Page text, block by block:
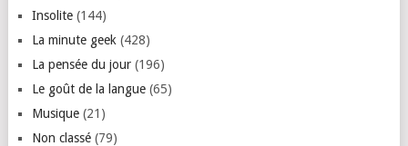
Insolite(144)
La minute geek (428)
La pensée du jour(196)
Le goût de la langue(65)
Musique(21)
Non classé(79)